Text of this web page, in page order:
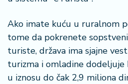
Ako imate kuću u ruralnom
tome da pokrenete
turiste, država ima sjajne
turizma i omladine dodeljuje
u iznosu do čak 2,9 miliona